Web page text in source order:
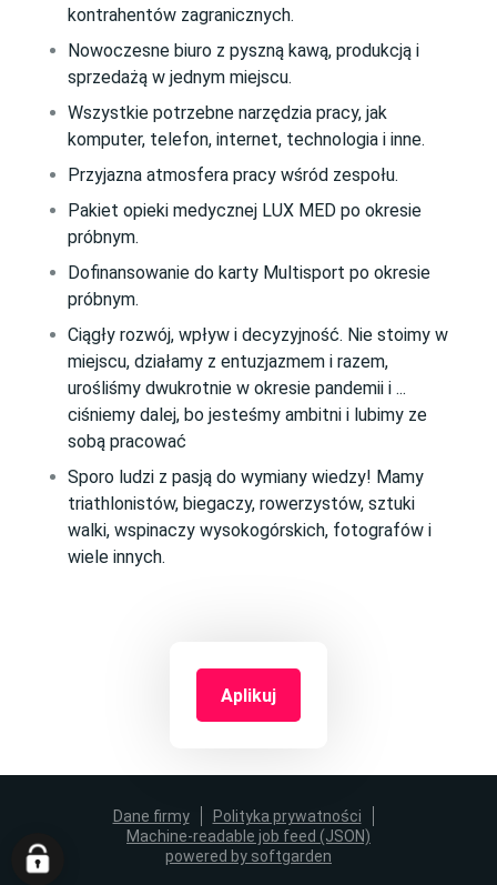
kontrahentów zagranicznych.
Nowoczesne biuro z pyszną kawą, produkcją i
sprzedażą w jednym miejscu.
Wszystkie potrzebne narzędzia pracy, jak
komputer, telefon, internet, technologia i inne.
Przyjazna atmosfera pracy wśród zespołu.
Pakiet opieki medycznej LUX MED po okresie
próbnym.
Dofinansowanie do karty Multisport po okresie
próbnym.
Ciągły rozwój, wpływ i decyzyjność. Nie stoimy w
miejscu, działamy z entuzjazmem i razem,
urośliśmy dwukrotnie w okresie pandemii i ...
ciśniemy dalej, bo jesteśmy ambitni i lubimy ze
sobą pracować
Sporo ludzi z pasją do wymiany wiedzy! Mamy
triathlonistów, biegaczy, rowerzystów, sztuki
walki, wspinaczy wysokogórskich, fotografów i
wiele innych.
Aplikuj
Dane firmy
Polityka prywatności
Machine-readable job feed (JSON)
powered by softgarden